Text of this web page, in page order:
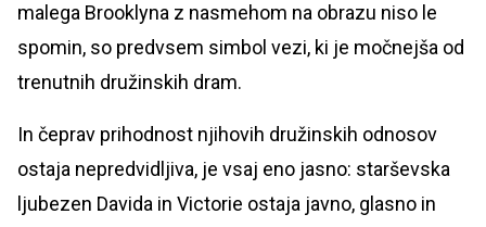
malega Brooklyna z nasmehom na obrazu niso le
spomin, so predvsem simbol vezi, ki je močnejša od
trenutnih družinskih dram.
In čeprav prihodnost njihovih družinskih odnosov
ostaja nepredvidljiva, je vsaj eno jasno: starševska
ljubezen Davida in Victorie ostaja javno, glasno in